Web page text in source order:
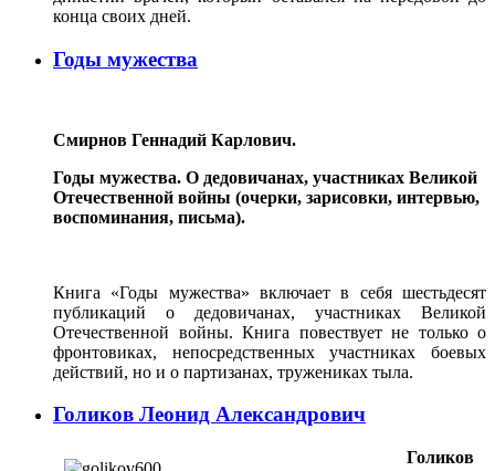
конца своих дней.
Годы мужества
Смирнов Геннадий Карлович.
Годы мужества. О дедовичанах, участниках Великой
Отечественной войны (очерки, зарисовки, интервью,
воспоминания, письма).
Книга «Годы мужества» включает в себя шестьдесят
публикаций о дедовичанах, участниках Великой
Отечественной войны. Книга повествует не только о
фронтовиках, непосредственных участниках боевых
действий, но и о партизанах, тружениках тыла.
Голиков Леонид Александрович
Голиков